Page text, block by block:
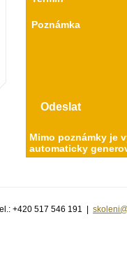
Poznámka
Mimo poznámky je
automaticky
+420 517 546 191 |